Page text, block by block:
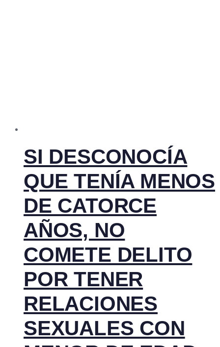
SI DESCONOCÍA
QUE TENÍA MENOS
DE CATORCE
AÑOS, NO
COMETE DELITO
POR TENER
RELACIONES
SEXUALES CON